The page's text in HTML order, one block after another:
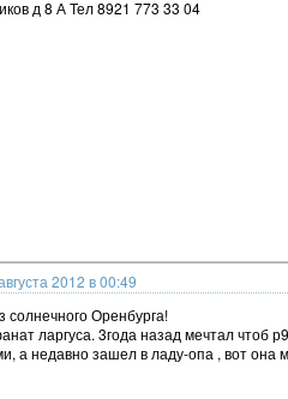
д 8 А Тел 8921 773 33 04
2012 в 00:49
солнечного Оренбурга!
ларгуса. 3года назад мечтал чтоб
а недавно зашел в ладу-опа , вот она